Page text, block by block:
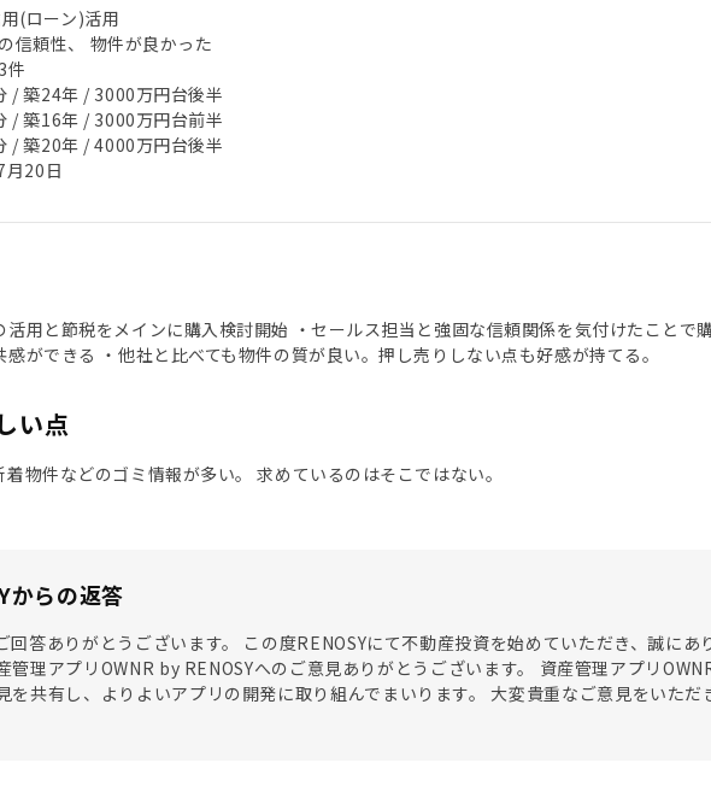
(ローン)活用
信頼性、 物件が良かった
件
/ 築24年 / 3000万円台後半
/ 築16年 / 3000万円台前半
/ 築20年 / 4000万円台後半
月20日
活用と節税をメインに購入検討開始 ・セールス担当と強固な信頼関係を気付けたことで
ができる ・他社と比べても物件の質が良い。押し売りしない点も好感が持てる。
い点
物件などのゴミ情報が多い。 求めているのはそこではない。
からの返答
回答ありがとうございます。 この度RENOSYにて不動産投資を始めていただき、誠にあ
管理アプリOWNR by RENOSYへのご意見ありがとうございます。 資産管理アプリ
を共有し、よりよいアプリの開発に取り組んでまいります。 大変貴重なご意見をいただ